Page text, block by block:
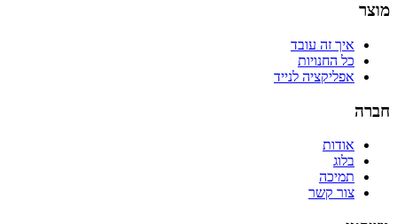
מוצר
איך זה עובד
כל החנויות
אפליקציה לנייד
חברה
אודות
בלוג
תמיכה
צור קשר